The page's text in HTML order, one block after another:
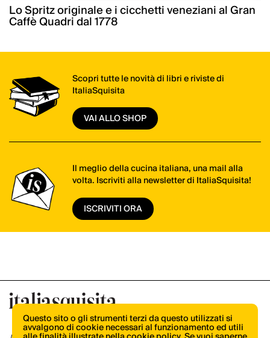
Lo Spritz originale e i cicchetti veneziani al Gran
Caffè Quadri dal 1778
Scopri tutte le novità di libri e riviste di
ItaliaSquisita
VAI ALLO SHOP
Il meglio della cucina italiana, una mail alla
volta. Iscriviti alla newsletter di ItaliaSquisita!
ISCRIVITI ORA
Questo sito o gli strumenti terzi da questo utilizzati si
avvalgono di cookie necessari al funzionamento ed utili